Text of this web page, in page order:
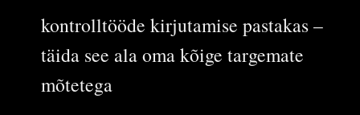
kontrolltööde kirjutamise pastakas –
täida see ala oma kõige targemate
mõtetega